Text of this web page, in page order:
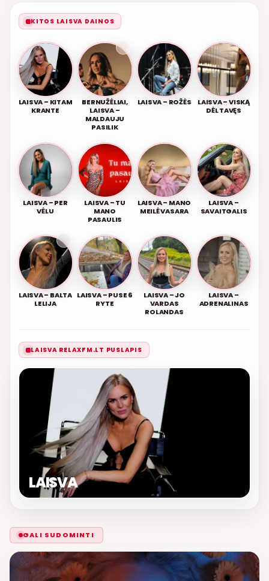
KITOS LAISVA DAINOS
LAISVA – KITAM
KRANTE
BERNUŽĖLIAI,
LAISVA –
MALDAUJU
PASILIK
LAISVA – ROŽĖS
LAISVA – VISKĄ
DĖL TAVĘS
LAISVA – PER
VĖLU
LAISVA – TU
MANO
PASAULIS
LAISVA – MANO
MEILĖ VASARA
LAISVA –
SAVAITGALIS
LAISVA – BALTA
LELIJA
LAISVA – PUSE 6
RYTE
LAISVA – JO
VARDAS
ROLANDAS
LAISVA –
ADRENALINAS
LAISVA RELAXFM.LT PUSLAPIS
LAISVA
GALI SUDOMINTI